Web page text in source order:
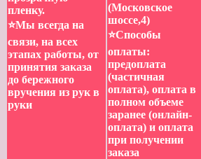
пленку.
⭐️Мы всегда на
связи, на всех
этапах работы, от
принятия заказа
до бережного
вручения из рук в
руки
(Московское
шоссе,4)
⭐️Способы
оплаты:
предоплата
(частичная
оплата), оплата в
полном объеме
заранее (онлайн-
оплата) и оплата
при получении
заказа